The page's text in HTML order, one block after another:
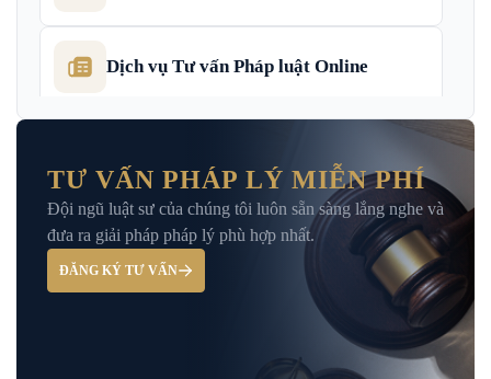
Dịch vụ Tư vấn Pháp luật Online
Giải Đáp – Tư Vấn Pháp Luật Hình Sự
Hỏi đáp và tư vấn pháp luật
TƯ VẤN PHÁP LÝ MIỄN PHÍ
Đội ngũ luật sư của chúng tôi luôn sẵn sàng lắng nghe và
đưa ra giải pháp pháp lý phù hợp nhất.
ĐĂNG KÝ TƯ VẤN